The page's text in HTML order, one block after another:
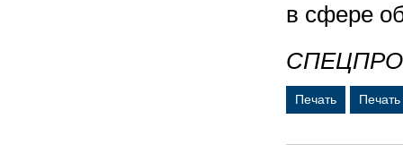
в сфере
Печать